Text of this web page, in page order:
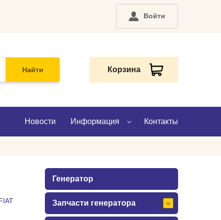
Войти
Найти Корзина
Новости Информация
Доставка
Оплата
Контакты
Генератор
Запчасти генератора